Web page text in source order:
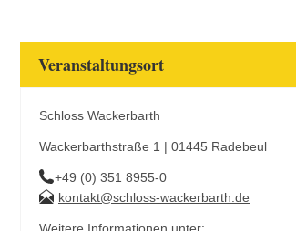
Veranstaltungsort
Schloss Wackerbarth
Wackerbarthstraße 1 | 01445 Radebeul
+49 (0) 351 8955-0
kontakt@schloss-wackerbarth.de